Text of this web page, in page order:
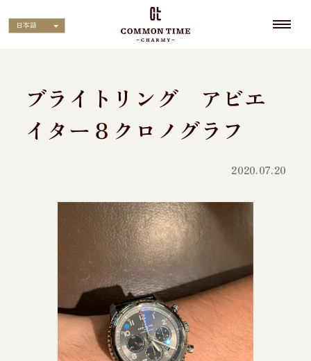
日本語
ブライトリング アビエ
イター８クロノグラフ
2020.07.20